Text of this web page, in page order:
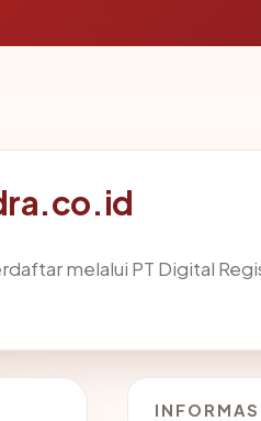
melalui PT Digital